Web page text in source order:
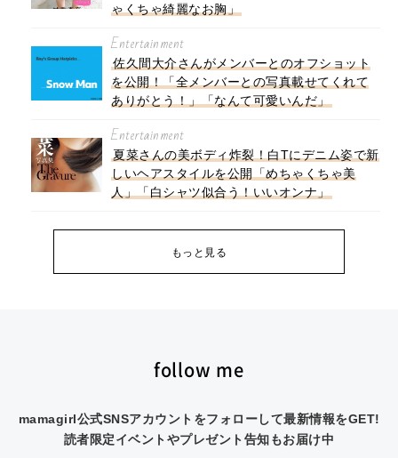
ゃくちゃ綺麗なお胸」
Entertainment
佐久間大介さんがメンバーとのオフショット
を公開！「全メンバーとの写真載せてくれて
ありがとう！」「なんて可愛いんだ」
Entertainment
夏菜さんの美ボディ炸裂！白Tにデニム姿で新
しいヘアスタイルを公開「めちゃくちゃ美
人」「白シャツ似合う！いいオンナ」
もっと見る
follow me
mamagirl公式SNSアカウントをフォローして最新情報をGET!
読者限定イベントやプレゼント告知もお届け中